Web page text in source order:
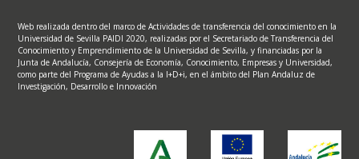
Web realizada dentro del marco de Actividades de transferencia del conocimiento en la
Universidad de Sevilla PAIDI 2020, realizadas por el Secretariado de Transferencia del
Conocimiento y Emprendimiento de la Universidad de Sevilla, y financiadas por la
Junta de Andalucía, Consejería de Economía, Conocimiento, Empresas y Universidad,
como parte del Programa de Ayudas a la I+D+i, en el ámbito del Plan Andaluz de
Investigación, Desarrollo e Innovación